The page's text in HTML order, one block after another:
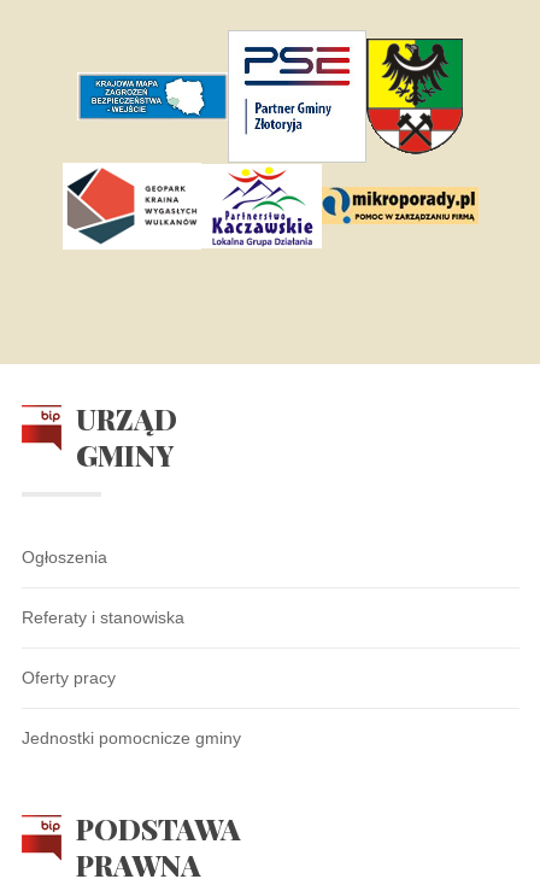
URZĄD
GMINY
Ogłoszenia
Referaty i stanowiska
Oferty pracy
Jednostki pomocnicze gminy
PODSTAWA
PRAWNA